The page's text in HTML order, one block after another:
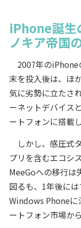
iPhone誕生
ノキア帝国
2007年のiPhone
末を投入後は、ほ
気に劣勢に立たさ
ーネットデバイス
ートフォンに搭載
しかし、感圧式
プリを含むエコシ
MeeGoへの移行は
図るも、1年後に
Windows Phoneに
ートフォン市場か